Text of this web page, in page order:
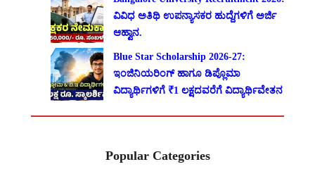
ವಿವಿಧ ಅತಿಥಿ ಉಪನ್ಯಾಸಕರ ಹುದ್ದೆಗಳಿಗೆ ಅರ್ಜಿ
ಆಹ್ವಾನ.
Blue Star Scholarship 2026-27:
ಇಂಜಿನಿಯರಿಂಗ್ ಹಾಗೂ ಡಿಪ್ಲೊಮಾ
ವಿದ್ಯಾರ್ಥಿಗಳಿಗೆ ₹1 ಲಕ್ಷದವರೆಗೆ ವಿದ್ಯಾರ್ಥಿವೇತನ
Popular Categories